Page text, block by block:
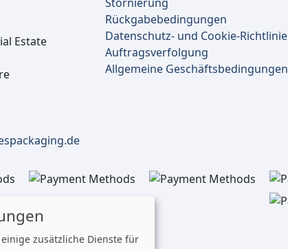
Estate
Stornierung
Rückgabebedingungen
Datenschutz- und Cookie-Richtlinie
Auftragsverfolgung
Allgemeine Geschäftsbedingungen
zusätzliche Dienste für